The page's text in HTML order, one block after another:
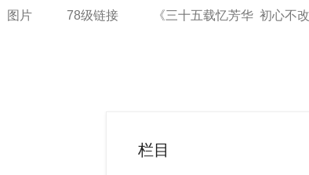
图片 78级链接 《三十五载忆芳华 初心不
栏目